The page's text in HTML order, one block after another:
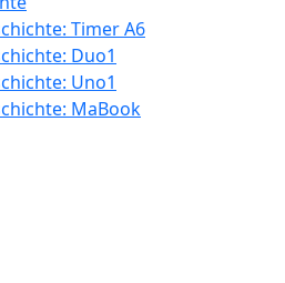
Timer A6
Duo1
Uno1
MaBook